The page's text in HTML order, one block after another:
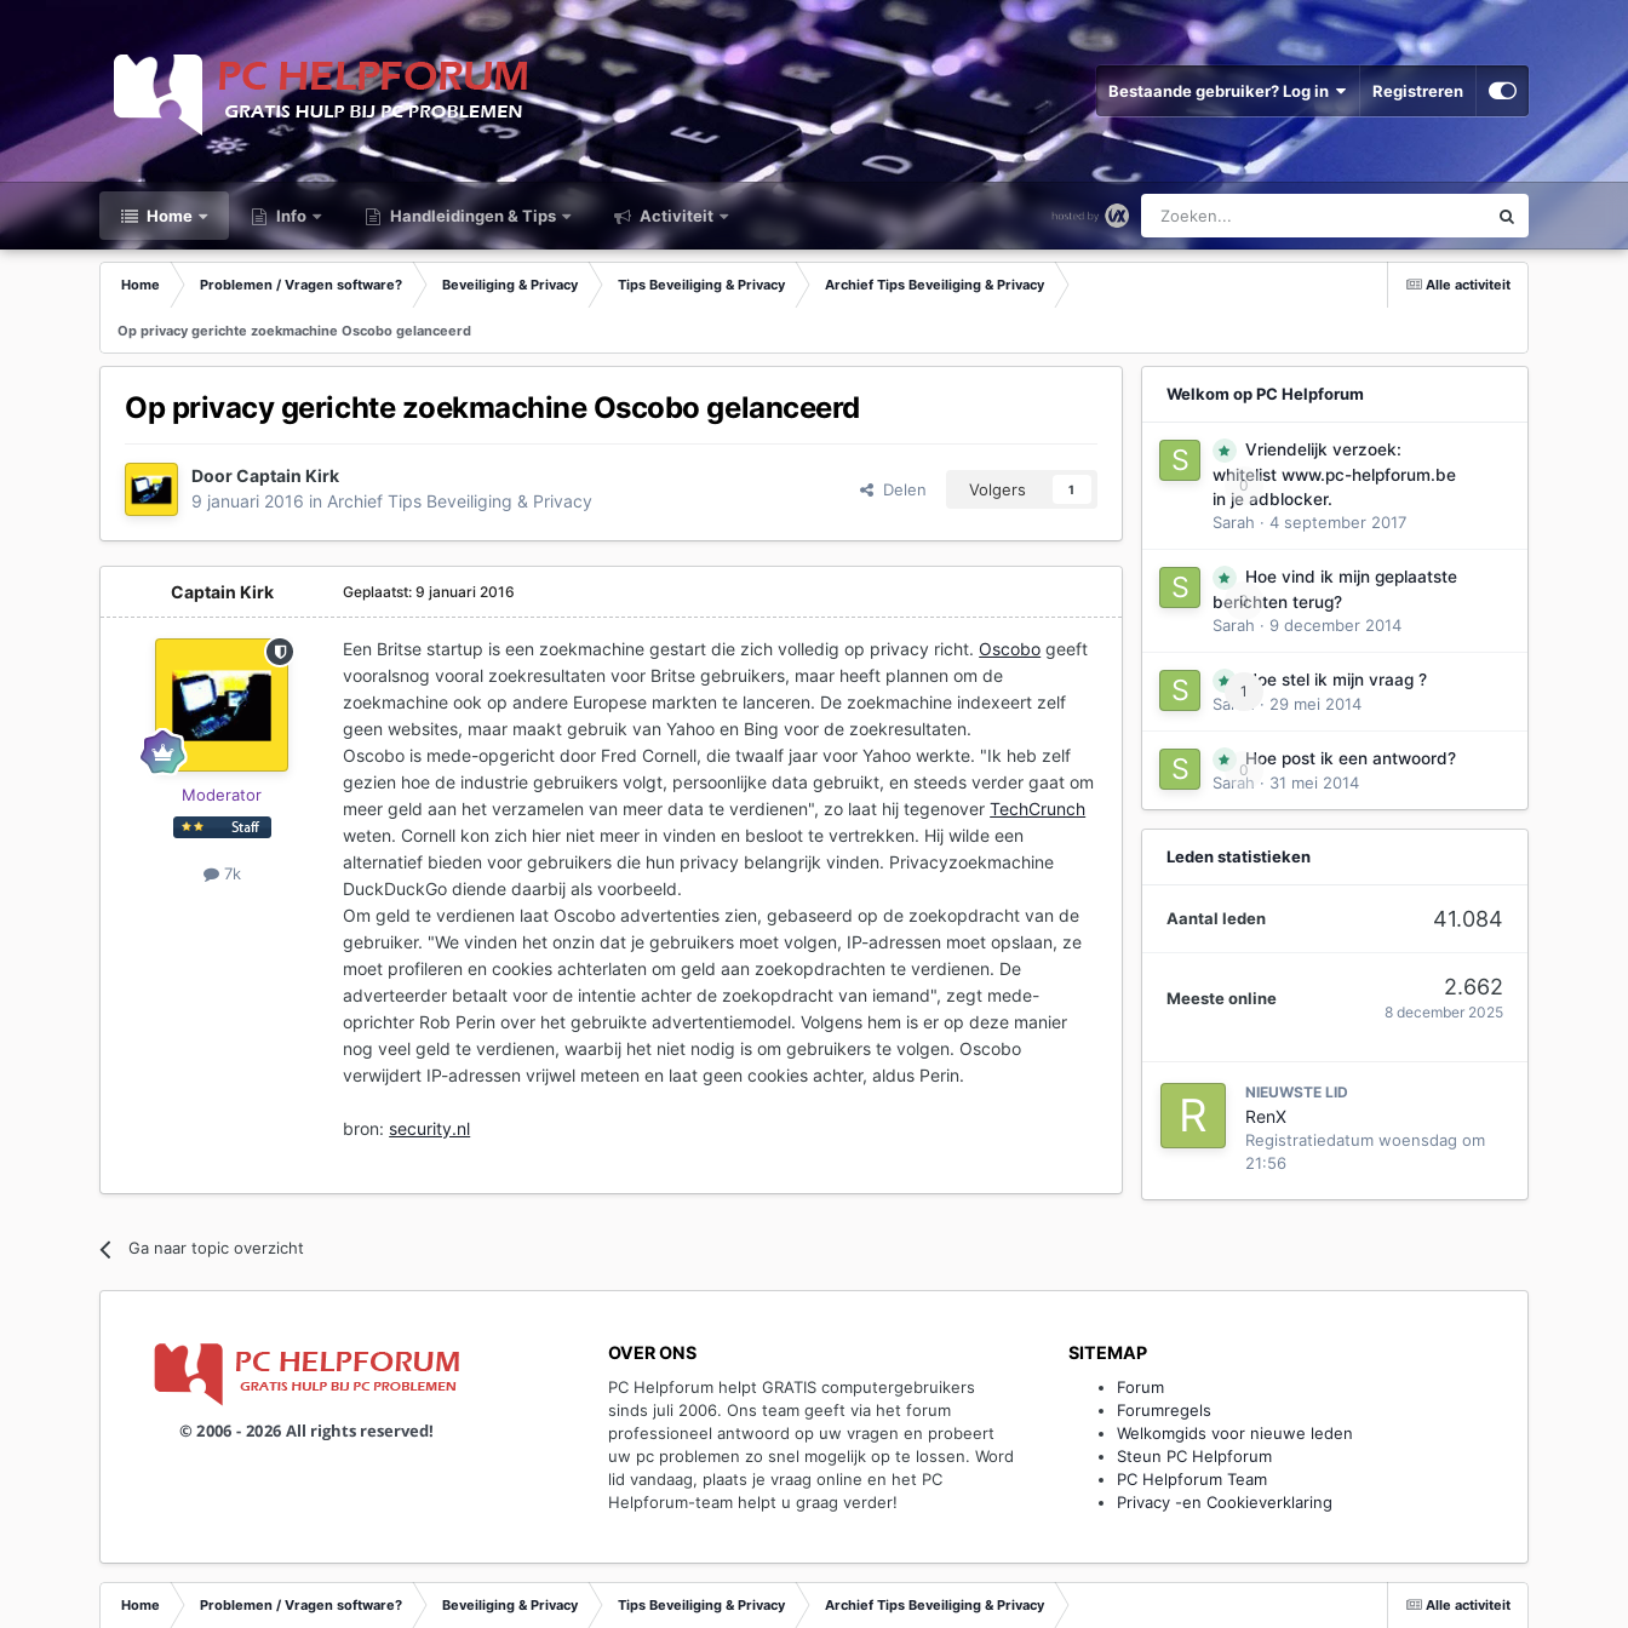
Bestaande gebruiker? Log in Registreren
Home Info Handleidingen & Tips Activiteit
Alle activiteit
Home Problemen / Vragen software? Beveiliging & Privacy Tips Beveiliging & Privacy Archief Tips Beveiliging & Privacy
Op privacy gerichte zoekmachine Oscobo gelanceerd
Op privacy gerichte zoekmachine Oscobo gelanceerd
DoorCaptain Kirk
9 januari 2016 in Archief Tips Beveiliging & Privacy
Delen Volgers 1
Captain Kirk
Moderator
7k
Geplaatst:9 januari 2016
Een Britse startup is een zoekmachine gestart die zich volledig op privacy richt.Oscobo geeft
vooralsnog vooral zoekresultaten voor Britse gebruikers, maar heeft plannen om de
zoekmachine ook op andere Europese markten te lanceren. De zoekmachine indexeert zelf
geen websites, maar maakt gebruik van Yahoo en Bing voor de zoekresultaten.
Oscobo is mede-opgericht door Fred Cornell, die twaalf jaar voor Yahoo werkte. "Ik heb zelf
gezien hoe de industrie gebruikers volgt, persoonlijke data gebruikt, en steeds verder gaat om
meer geld aan het verzamelen van meer data te verdienen", zo laat hij tegenoverTechCrunch
weten. Cornell kon zich hier niet meer in vinden en besloot te vertrekken. Hij wilde een
alternatief bieden voor gebruikers die hun privacy belangrijk vinden. Privacyzoekmachine
DuckDuckGo diende daarbij als voorbeeld.
Om geld te verdienen laat Oscobo advertenties zien, gebaseerd op de zoekopdracht van de
gebruiker. "We vinden het onzin dat je gebruikers moet volgen, IP-adressen moet opslaan, ze
moet profileren en cookies achterlaten om geld aan zoekopdrachten te verdienen. De
adverteerder betaalt voor de intentie achter de zoekopdracht van iemand", zegt mede-
oprichter Rob Perin over het gebruikte advertentiemodel. Volgens hem is er op deze manier
nog veel geld te verdienen, waarbij het niet nodig is om gebruikers te volgen. Oscobo
verwijdert IP-adressen vrijwel meteen en laat geen cookies achter, aldus Perin.
bron: security.nl
Ga naar topic overzicht
Welkom op PC Helpforum
0
Vriendelijk verzoek:
whitelist www.pc-helpforum.be
in je adblocker.
Sarah · 4 september 2017
0
Hoe vind ik mijn geplaatste
berichten terug?
Sarah · 9 december 2014
1
Hoe stel ik mijn vraag ?
Sarah
· 29 mei 2014
0
Hoe post ik een antwoord?
Sarah · 31 mei 2014
Leden statistieken
Aantal leden 41.084
Meeste online 2.662
8 december 2025
NIEUWSTE LID
RenX
Registratiedatum woensdag om
21:56
OVER ONS
PC Helpforum helpt GRATIS computergebruikers
sinds juli 2006. Ons team geeft via het forum
professioneel antwoord op uw vragen en probeert
uw pc problemen zo snel mogelijk op te lossen. Word
lid vandaag, plaats je vraag online en het PC
Helpforum-team helpt u graag verder!
SITEMAP
Forum
Forumregels
Welkomgids voor nieuwe leden
Steun PC Helpforum
PC Helpforum Team
Privacy -en Cookieverklaring
Alle activiteit
Home Problemen / Vragen software? Beveiliging & Privacy Tips Beveiliging & Privacy Archief Tips Beveiliging & Privacy